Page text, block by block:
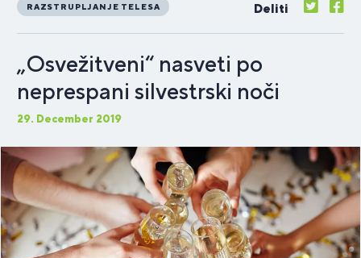
RAZSTRUPLJANJE TELESA Deliti
„Osvežitveni“ nasveti po
neprespani silvestrski noči
29. December 2019